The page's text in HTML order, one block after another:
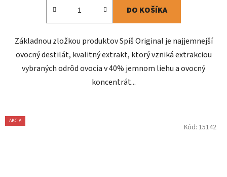
DO KOŠÍKA
Základnou zložkou produktov Spiš Original je najjemnejší
ovocný destilát, kvalitný extrakt, ktorý vzniká extrakciou
vybraných odrôd ovocia v 40% jemnom liehu a ovocný
koncentrát...
AKCIA
Kód: 15142